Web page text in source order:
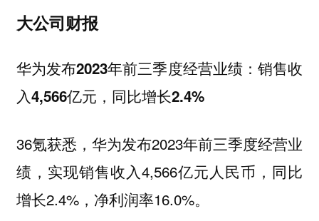
大公司财报
华为发布2023年前三季度经营业绩：销售收
入4,566亿元，同比增长2.4%
36氪获悉，华为发布2023年前三季度经营业
绩，实现销售收入4,566亿元人民币，同比
增长2.4%，净利润率16.0%。